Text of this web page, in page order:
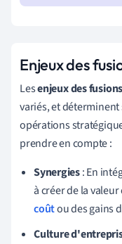
Enjeux des
Lesenjeux des
variés, et déterminent
opérations
prendre en compte :
Synergies: En
à créer de la
coûtou des gains
Culture